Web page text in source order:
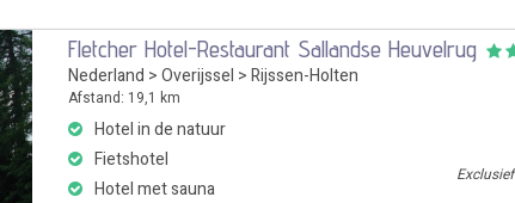
Fletcher Hotel-Restaurant Sallandse Heuvelrug
Nederland > Overijssel > Rijssen-Holten
Afstand: 19,1 km
Hotel in de natuur
Fietshotel
Hotel met sauna